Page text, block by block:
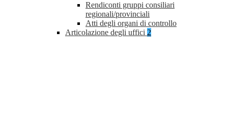
Rendiconti gruppi consiliari
regionali/provinciali
Atti degli organi di controllo
Articolazione degli uffici 2